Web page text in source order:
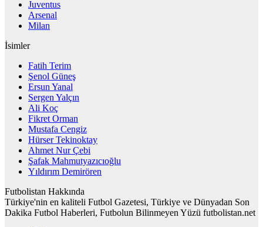
Juventus
Arsenal
Milan
İsimler
Fatih Terim
Şenol Güneş
Ersun Yanal
Sergen Yalçın
Ali Koç
Fikret Orman
Mustafa Cengiz
Hürser Tekinoktay
Ahmet Nur Çebi
Şafak Mahmutyazıcıoğlu
Yıldırım Demirören
Futbolistan Hakkında
Türkiye'nin en kaliteli Futbol Gazetesi, Türkiye ve Dünyadan Son
Dakika Futbol Haberleri, Futbolun Bilinmeyen Yüzü futbolistan.net